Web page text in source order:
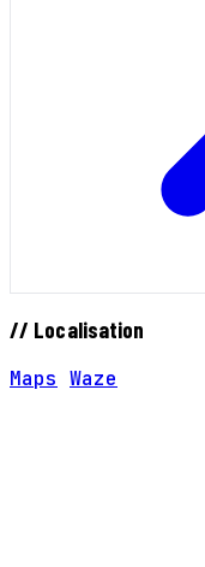
// Localisation
Maps Waze